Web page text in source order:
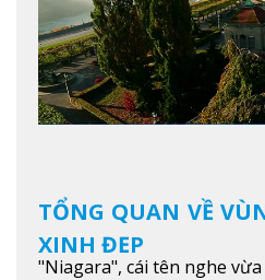
TỔNG QUAN VỀ
XINH ĐẸP
"Niagara", cái tên nghe